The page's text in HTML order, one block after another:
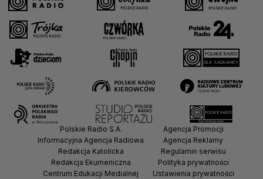
Polskie Radio S.A.
Informacyjna Agencja Radiowa
Redakcja Katolicka
Redakcja Ekumeniczna
Centrum Edukacji Medialnej
Agencja Promocji
Agencja Reklamy
Regulamin serwisu
Polityka prywatności
Ustawienia prywatności